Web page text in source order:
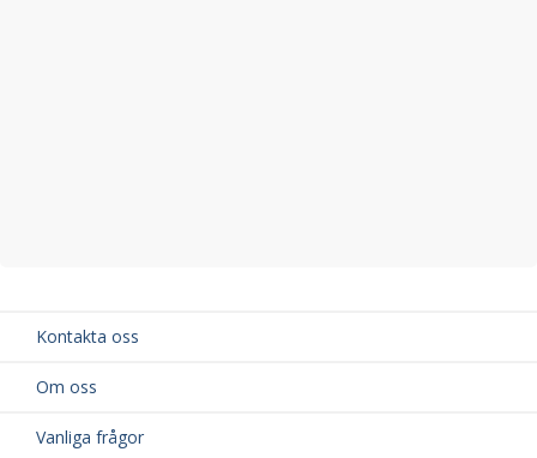
Kontakta oss
Om oss
Vanliga frågor